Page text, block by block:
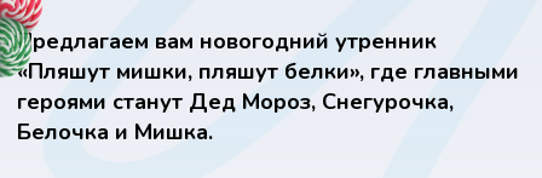
✨ Преимущества нашего утренника:
🔴 Интерактивный формат, который вовлечет
каждого ребенка.
🔴Яркие костюмы и звуковое сопровождение,
создающие сказочную атмосферу.
🔴Подарки от Дедушки Мороза, которые
вызовут море радости и улыбок!